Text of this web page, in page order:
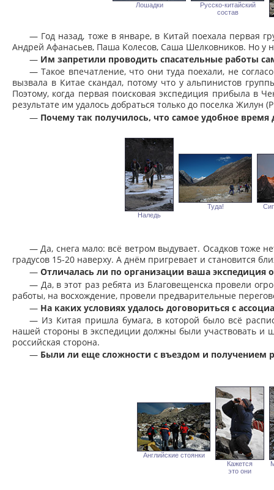
Лошадки
Русско-китайский
состав
— Год назад, тоже в январе, в Китай поехала первая
Андрей Афанасьев, Паша Колесов, Саша Шелковников. Но у
— Им запретили проводить спасательные работы
— Такое впечатление, что они туда поехали, не
вызвала в Китае скандал, потому что у альпинистов
Поэтому, когда первая поисковая экспедиция прибыла в
результате им удалось добраться только до поселка
— Почему так получилось, что самое удобное
Наледь
Туда!
— Да, снега мало: всё ветром выдувает. Осадков тоже
градусов 15-20 наверху. А днём пригревает и становится
— Отличалась ли по организации ваша экспедиция
— Да, в этот раз ребята из Благовещенска провели
работы, на восхождение, провели предварительные
— На каких условиях удалось договориться с
— Из Китая пришла бумага, в которой было всё
нашей стороны в экспедиции должны были участвовать и
российская сторона.
— Были ли еще сложности с въездом и получением
Английские стоянки
Кажется
это они